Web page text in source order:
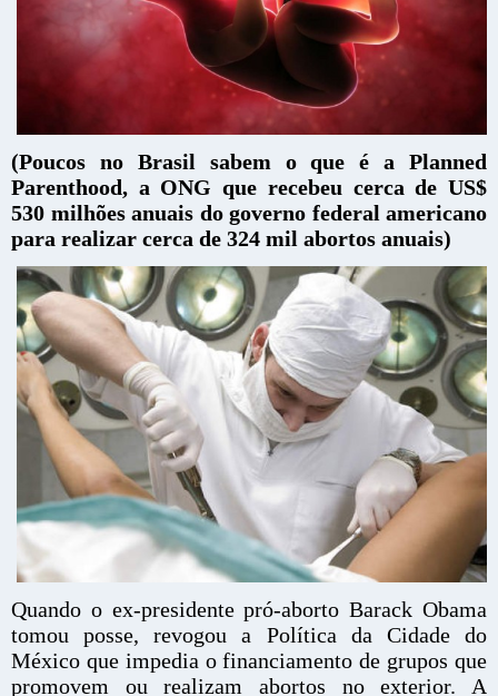
(Poucos no Brasil sabem o que é a Planned
Parenthood, a ONG que recebeu cerca de US$
530 milhões anuais do governo federal americano
para realizar cerca de 324 mil abortos anuais)
Quando o ex-presidente pró-aborto Barack Obama
tomou posse, revogou a Política da Cidade do
México que impedia o financiamento de grupos que
promovem ou realizam abortos no exterior. A